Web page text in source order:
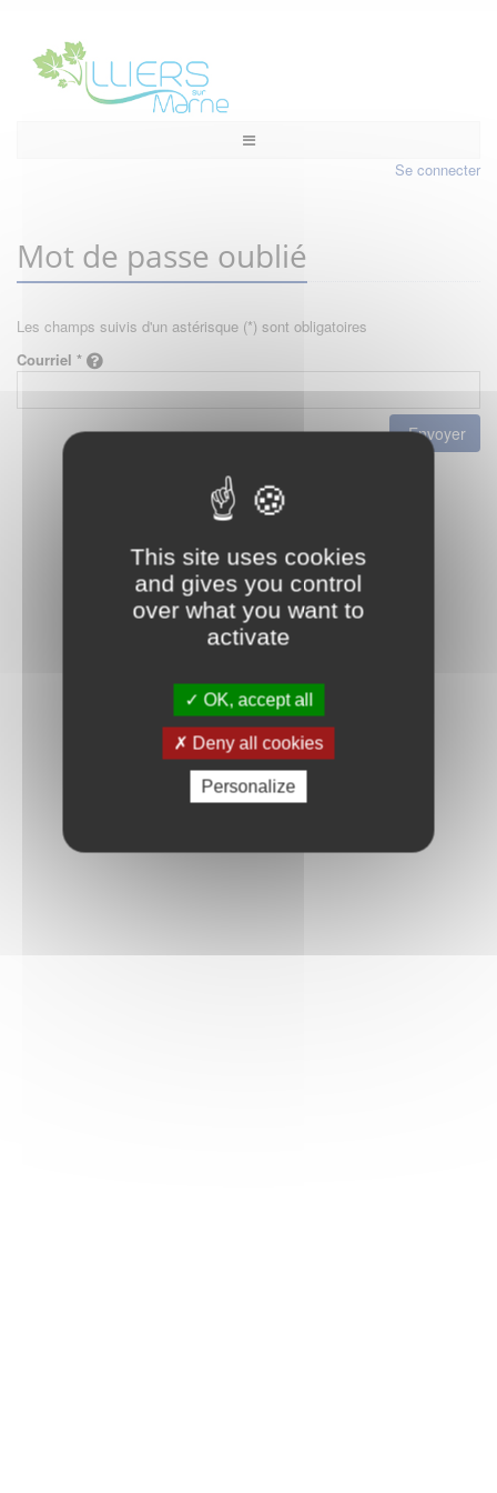
This site uses cookies
and gives you control
over what you want to
activate
OK, accept all
Deny all cookies
Personalize
Se connecter
Mot de passe oublié
Les champs suivis d'un astérisque (*) sont obligatoires
Courriel *
Envoyer